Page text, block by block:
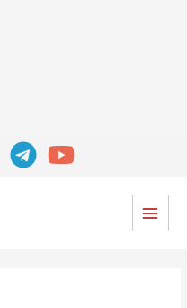
Main
Menu